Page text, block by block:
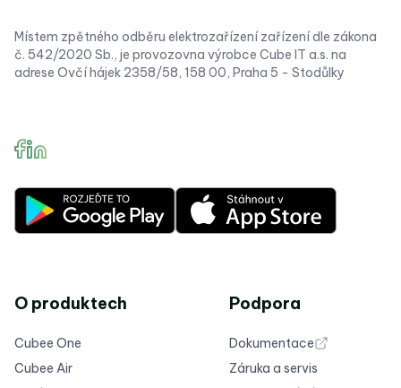
Místem zpětného odběru elektrozařízení zařízení dle zákona
č. 542/2020 Sb., je provozovna výrobce Cube IT a.s. na
adrese Ovčí hájek 2358/58, 158 00, Praha 5 - Stodůlky
O produktech
Cubee One
Cubee Air
Podpora
Dokumentace
Záruka a servis